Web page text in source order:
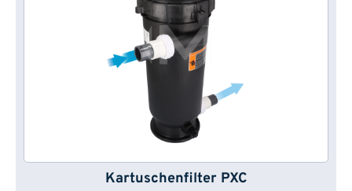
Kartuschenfilter PXC